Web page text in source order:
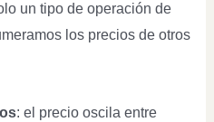
un tipo de operación de
los precios de otros
: el precio oscila entre